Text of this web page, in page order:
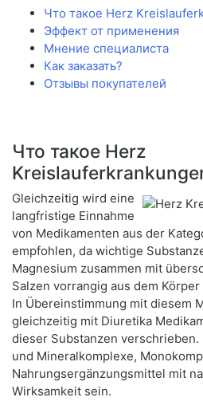
Что такое Herz
Эффект от применения
Мнение специалиста
Как заказать?
Отзывы покупателей
Что такое Herz
Gleichzeitig wird eine
langfristige Einnahme
von Medikamenten aus der
empfohlen, da wichtige
Magnesium zusammen mit
Salzen vorrangig aus dem
In Übereinstimmung mit diesem
gleichzeitig mit Diuretika
dieser Substanzen
und Mineralkomplexe,
Nahrungsergänzungsmittel mit
Wirksamkeit sein.